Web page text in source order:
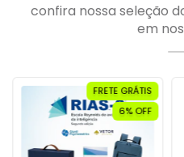
confira nossa seleção
em
FRETE GRÁTIS
6% OFF